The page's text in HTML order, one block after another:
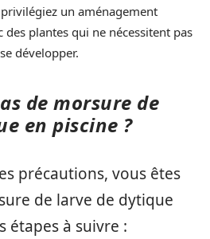
un aménagement
des plantes qui ne nécessitent pas
développer.
de morsure de
en piscine ?
précautions, vous êtes
de larve de dytique
étapes à suivre :